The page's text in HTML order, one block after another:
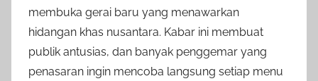
membuka gerai baru yang menawarkan
hidangan khas nusantara. Kabar ini membuat
publik antusias, dan banyak penggemar yang
penasaran ingin mencoba langsung setiap menu